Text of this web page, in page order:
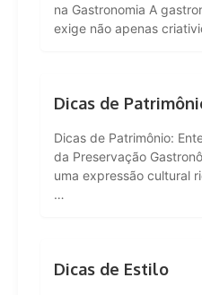
na Gastronomia A
exige não apenas
Dicas de
Dicas de Patrimônio:
da Preservação
uma expressão cultural
…
Dicas de Estilo